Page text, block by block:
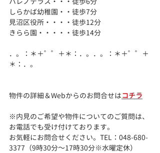
しらかば幼稚園・・徒歩7分
見沼区役所・・・・徒歩12分
きらら園・・・・・徒歩14分
．。：＊＋゜゜＋＊：．。．。：＊＋゜゜＋
＊：．。
物件の詳細＆Webからのお問合せはコチラ
※内見のご希望や物件についてのご質問は、
お電話でも受け付けております。
お気軽にお問合せください。TEL：048-680-
3377（9時30分～17時30分※水曜定休）